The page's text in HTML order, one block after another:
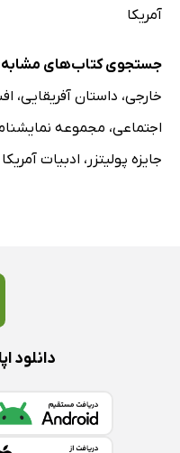
آمریکا
جستجوی کتاب‌های
خارجی، داستان آفریقایی،
اجتماعی، مجموعه
جایزه پولیتزر ، ادبیات آمریکا
دانلود